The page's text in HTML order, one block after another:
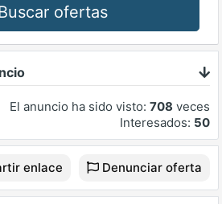
ofertas
El anuncio ha sido visto: 708 veces
Interesados: 50
enlace Denunciar oferta